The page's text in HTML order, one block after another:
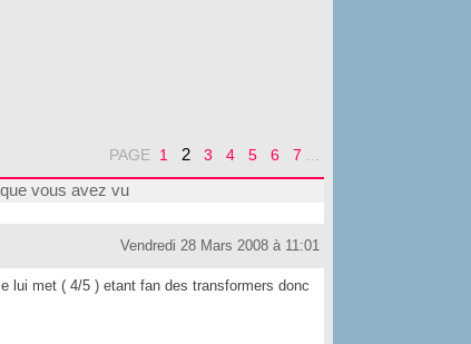
PAGE 1 2 3 4 5 6 7
vous avez vu
Vendredi 28 Mars 2008 à 11:01
lui met ( 4/5 ) etant fan des transformers donc